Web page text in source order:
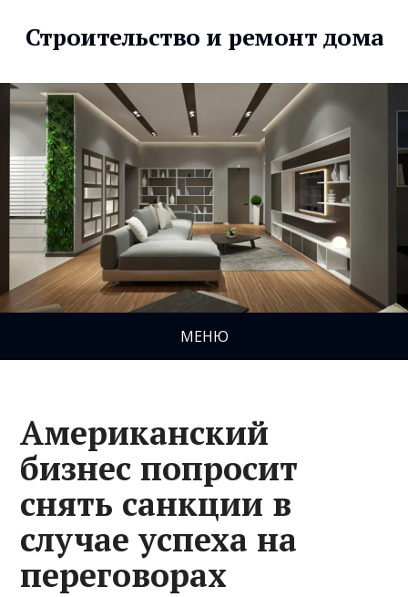
Строительство и ремонт дома
МЕНЮ
Американский
бизнес попросит
снять санкции в
случае успеха на
переговорах